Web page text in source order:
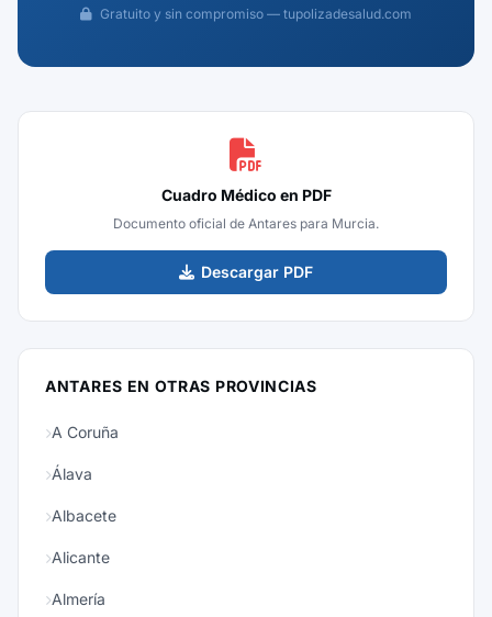
Gratuito y sin compromiso — tupolizadesalud.com
Cuadro Médico en PDF
Documento oficial de Antares para Murcia.
Descargar PDF
ANTARES EN OTRAS PROVINCIAS
A Coruña
Álava
Albacete
Alicante
Almería